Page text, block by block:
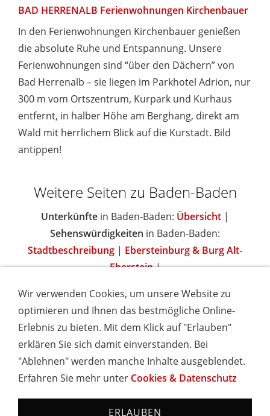
BAD HERRENALB Ferienwohnungen Kirchenbauer
In den Ferienwohnungen Kirchenbauer genießen
die absolute Ruhe und Entspannung. Unsere
Ferienwohnungen sind “über den Dächern” von
Bad Herrenalb – sie liegen im Parkhotel Adrion, nur
300 m vom Ortszentrum, Kurpark und Kurhaus
entfernt, in halber Höhe am Berghang, direkt am
Wald mit herrlichem Blick auf die Kurstadt. Bild
antippen!
Weitere Seiten zu Baden-Baden
Unterkünfte in Baden-Baden: Übersicht |
Sehenswürdigkeiten in Baden-Baden:
Stadtbeschreibung | Ebersteinburg & Burg Alt-
Eberstein|
IMPRESSUM COOKIES & DATENSCHUTZ
AGB
TOURISMUSHELD
WISSENSWERT
NEWSLETTER
Hotels und Ferienwohnungen im Schwarzwald - Urlaub in
Wir verwenden Cookies, um unsere Website zu
optimieren und Ihnen das bestmögliche Online-
Erlebnis zu bieten. Mit dem Klick auf "Erlauben"
erklären Sie sich damit einverstanden. Bei
"Ablehnen" werden manche Inhalte ausgeblendet.
Erfahren Sie mehr unter Cookies & Datenschutz
ERLAUBEN